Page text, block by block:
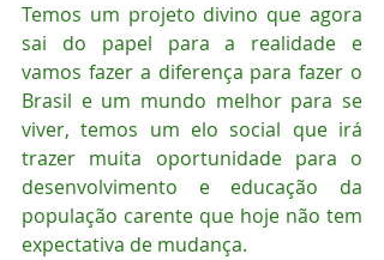
Temos um projeto divino que agora
sai do papel para a realidade e
vamos fazer a diferença para fazer o
Brasil e um mundo melhor para se
viver, temos um elo social que irá
trazer muita oportunidade para o
desenvolvimento e educação da
população carente que hoje não tem
expectativa de mudança.